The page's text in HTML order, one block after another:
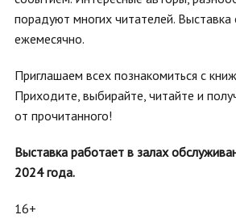
порадуют многих читателей. Выставка
ежемесячно.
Приглашаем всех познакомиться с
Приходите, выбирайте, читайте и
от прочитанного!
Выставка работает в залах
2024 года.
16+